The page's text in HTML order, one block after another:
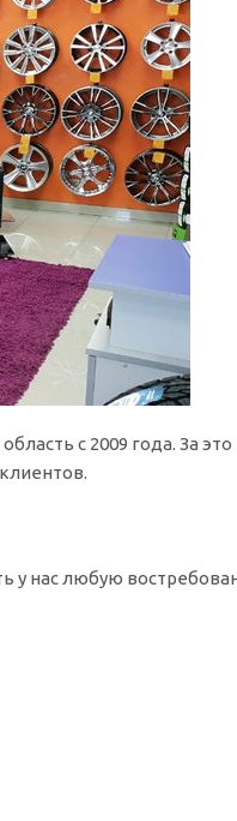
c 2009 года. За
нас любую